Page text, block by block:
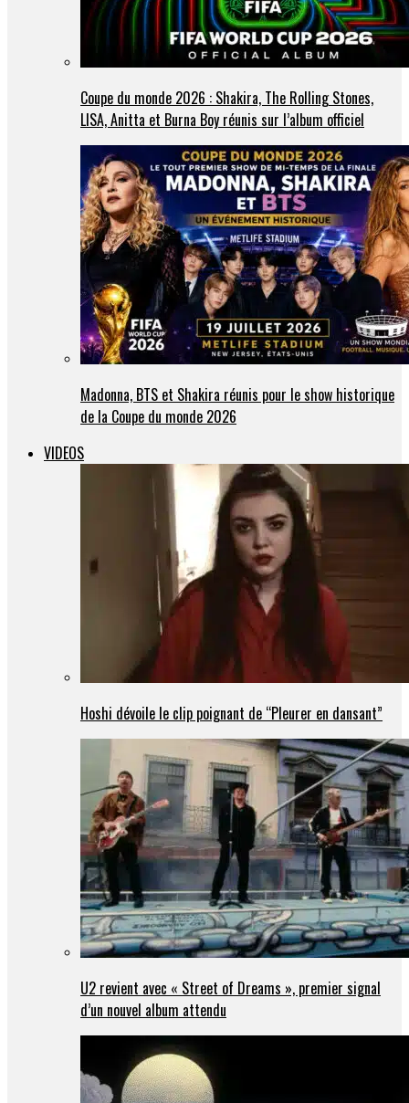
Coupe du monde 2026 : Shakira, The Rolling Stones,
LISA, Anitta et Burna Boy réunis sur l’album officiel
Madonna, BTS et Shakira réunis pour le show historique
de la Coupe du monde 2026
VIDEOS
Hoshi dévoile le clip poignant de “Pleurer en dansant”
U2 revient avec « Street of Dreams », premier signal
d’un nouvel album attendu